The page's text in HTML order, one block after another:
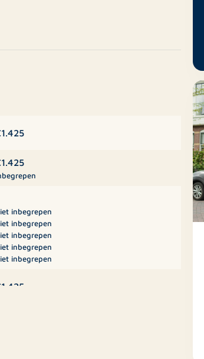
voor de waterpomp,
werkblad aan de voorzijde van
houten schutting, hekwerk met
berging.
met een minimale huurperiode van 1
Keersluisbrug en het nieuwe Hotel De
inbegrepen
inbegrepen
inbegrepen
inbegrepen
inbegrepen